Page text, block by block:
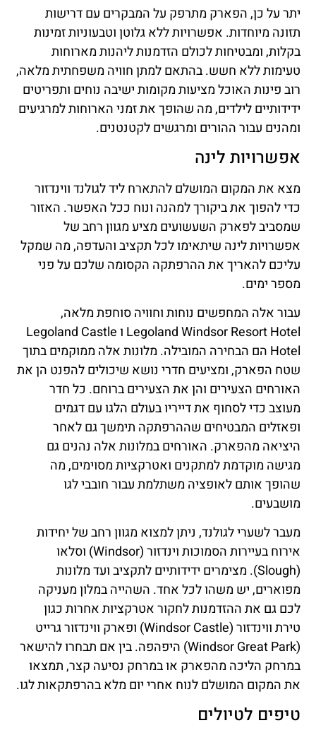
יתר על כן, הפארק מתרפק על המבקרים עם דרישות
תזונה מיוחדות. אפשרויות ללא גלוטן וטבעוניות זמינות
בקלות, ומבטיחות לכולם הזדמנות ליהנות מארוחות
טעימות ללא חשש. בהתאם למתן חוויה משפחתית מלאה,
רוב פינות האוכל מציעות מקומות ישיבה נוחים ותפריטים
ידידותיים לילדים, מה שהופך את זמני הארוחות למרגיעים
ומהנים עבור ההורים ומרגשים לקטנטנים.
אפשרויות לינה
מצא את המקום המושלם להתארח ליד לגולנד ווינדזור
כדי להפוך את ביקורך למהנה ונוח ככל האפשר. האזור
שמסביב לפארק השעשועים מציע מגוון רחב של
אפשרויות לינה שיתאימו לכל תקציב והעדפה, מה שמקל
עליכם להאריך את ההרפתקה הקסומה שלכם על פני
מספר ימים.
עבור אלה המחפשים נוחות וחוויה סוחפת מלאה,
Legoland Windsor Resort Hotel ו Legoland Castle
Hotel הם הבחירה המובילה. מלונות אלה ממוקמים בתוך
שטח הפארק, ומציעים חדרי נושא שיכולים להפנט הן את
האורחים הצעירים והן את הצעירים ברוחם. כל חדר
מעוצב כדי לסחוף את דייריו בעולם הלגו עם דגמים
ופאזלים המבטיחים שההרפתקה תימשך גם לאחר
היציאה מהפארק. האורחים במלונות אלה נהנים גם
מגישה מוקדמת למתקנים ואטרקציות מסוימים, מה
שהופך אותם לאופציה משתלמת עבור חובבי לגו
מושבעים.
מעבר לשערי לגולנד, ניתן למצוא מגוון רחב של יחידות
אירוח בעיירות הסמוכות וינדזור (Windsor) וסלאו
(Slough). מצימרים ידידותיים לתקציב ועד מלונות
מפוארים, יש משהו לכל אחד. השהייה במלון מעניקה
לכם גם את ההזדמנות לחקור אטרקציות אחרות כגון
טירת ווינדזור (Windsor Castle) ופארק ווינדזור גרייט
(Windsor Great Park) היפהפה. בין אם תבחרו להישאר
במרחק הליכה מהפארק או במרחק נסיעה קצר, תמצאו
את המקום המושלם לנוח אחרי יום מלא בהרפתקאות לגו.
טיפים לטיולים